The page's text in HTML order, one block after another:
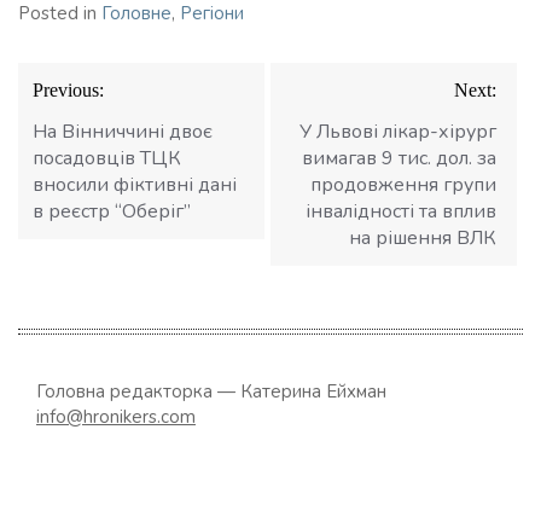
Posted in Головне, Регіони
Навігація
записів
Previous:
На Вінниччині двоє
посадовців ТЦК
вносили фіктивні дані
в реєстр “Оберіг”
Next:
У Львові лікар-хірург
вимагав 9 тис. дол. за
продовження групи
інвалідності та вплив
на рішення ВЛК
Головна редакторка — Катерина Ейхман
info@hronikers.com